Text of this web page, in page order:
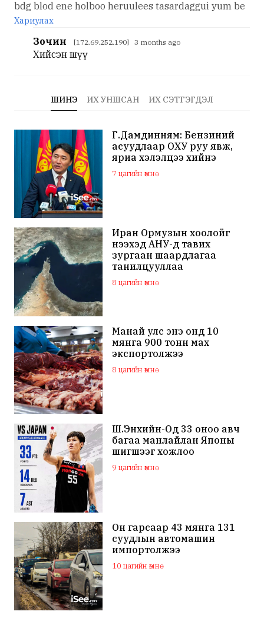
bdg blod ene holboo heruulees tasardaggui yum be
Хариулах
Зочин [172.69.252.190] 3 months ago
Хийсэн шүү
ШИНЭ ИХ УНШСАН ИХ СЭТГЭГДЭЛ
Г.Дамдинням: Бензиний
асуудлаар ОХУ руу явж,
яриа хэлэлцээ хийнэ
7 цагийн өмнө
Иран Ормузын хоолойг
нээхэд АНУ-д тавих
зургаан шаардлагаа
танилцууллаа
8 цагийн өмнө
Манай улс энэ онд 10
мянга 900 тонн мах
экспортолжээ
8 цагийн өмнө
Ш.Энхийн-Од 33 оноо авч
багаа манлайлан Японы
шигшээг хожлоо
9 цагийн өмнө
Он гарсаар 43 мянга 131
суудлын автомашин
импортолжээ
10 цагийн өмнө